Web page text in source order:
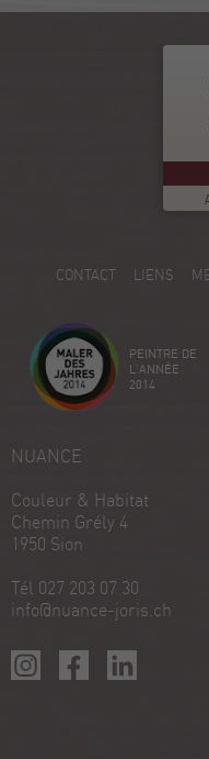
Commentaires et
5.00
/
Créez votre
Voir le profil
CONTACT LIENS
PEINTRE DE
L'ANNÉE
2014
NUANCE
Couleur & Habitat
Chemin Grély 4
1950 Sion
Tél 027 203 07 30
info@nuance-joris.ch